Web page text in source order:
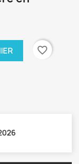
favorite_border